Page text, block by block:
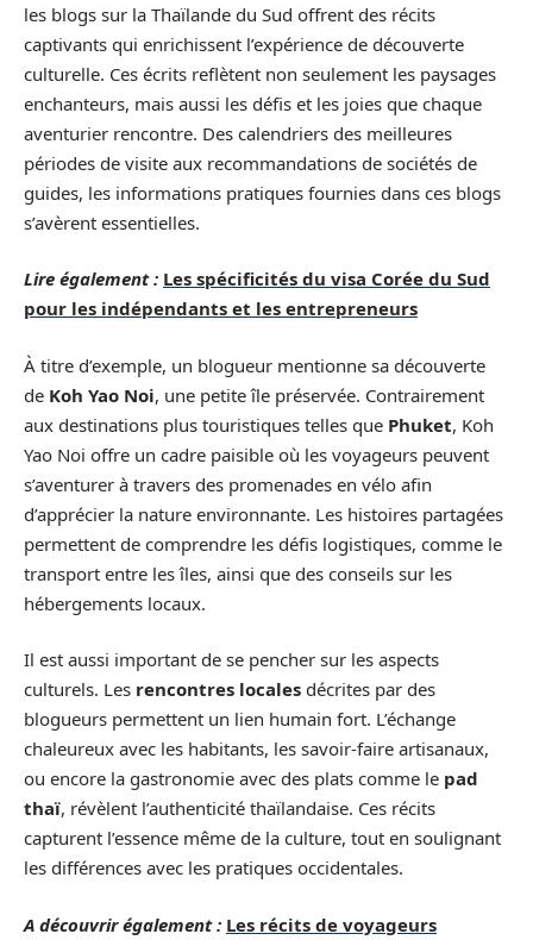
les blogs sur la Thaïlande du Sud offrent des récits
captivants qui enrichissent l’expérience de découverte
culturelle. Ces écrits reflètent non seulement les paysages
enchanteurs, mais aussi les défis et les joies que chaque
aventurier rencontre. Des calendriers des meilleures
périodes de visite aux recommandations de sociétés de
guides, les informations pratiques fournies dans ces blogs
s’avèrent essentielles.
Lire également : Les spécificités du visa Corée du Sud
pour les indépendants et les entrepreneurs
À titre d’exemple, un blogueur mentionne sa découverte
de Koh Yao Noi, une petite île préservée. Contrairement
aux destinations plus touristiques telles que Phuket, Koh
Yao Noi offre un cadre paisible où les voyageurs peuvent
s’aventurer à travers des promenades en vélo afin
d’apprécier la nature environnante. Les histoires partagées
permettent de comprendre les défis logistiques, comme le
transport entre les îles, ainsi que des conseils sur les
hébergements locaux.
Il est aussi important de se pencher sur les aspects
culturels. Les rencontres locales décrites par des
blogueurs permettent un lien humain fort. L’échange
chaleureux avec les habitants, les savoir-faire artisanaux,
ou encore la gastronomie avec des plats comme le pad
thaï, révèlent l’authenticité thaïlandaise. Ces récits
capturent l’essence même de la culture, tout en soulignant
les différences avec les pratiques occidentales.
A découvrir également : Les récits de voyageurs